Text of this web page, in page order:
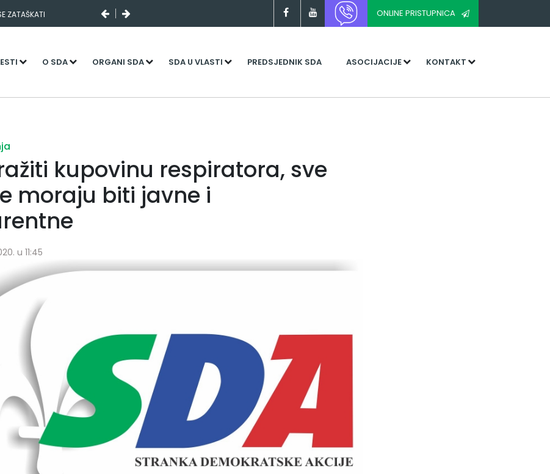
ZATAŠKATI ONLINE PRISTUPNICA
O SDA ORGANI SDA SDA U VLASTI PREDSJEDNIK SDA ASOCIJACIJE KONTAKT
kupovinu respiratora, sve
moraju biti javne i
u 11:45